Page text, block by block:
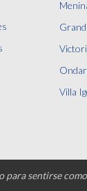
Villa
para sentirse